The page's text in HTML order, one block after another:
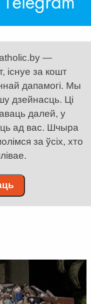
—
існуе за кошт
дапамогі. Мы
дзейнасць. Ці
далей, у
ад вас. Шчыра
за ўсіх, хто